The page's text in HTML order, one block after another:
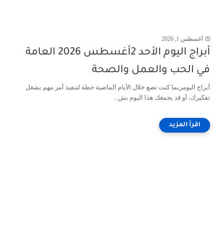
أغسطس 1, 2026
أبراج اليوم الأحد 2أغسطس 2026 العامة
في الحب والعمل والصحة
أبراج اليومربما كنت تضع خلال الأيام الماضية خطة لتنفيذ أمر مهم يشغل
تفكيرك، أو قد يجمعك هذا اليوم بش...